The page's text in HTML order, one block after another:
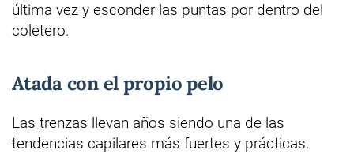
última vez y esconder las puntas por dentro del
coletero.
Atada con el propio pelo
Las trenzas llevan años siendo una de las
tendencias capilares más fuertes y prácticas.